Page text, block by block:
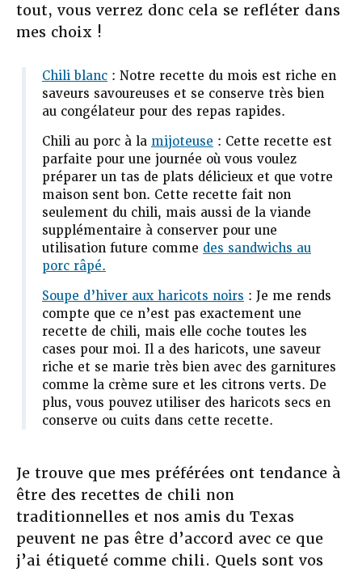
tout, vous verrez donc cela se refléter dans
mes choix !
Chili blanc : Notre recette du mois est riche en
saveurs savoureuses et se conserve très bien
au congélateur pour des repas rapides.
Chili au porc à la mijoteuse : Cette recette est
parfaite pour une journée où vous voulez
préparer un tas de plats délicieux et que votre
maison sent bon. Cette recette fait non
seulement du chili, mais aussi de la viande
supplémentaire à conserver pour une
utilisation future comme des sandwichs au
porc râpé.
Soupe d’hiver aux haricots noirs : Je me rends
compte que ce n’est pas exactement une
recette de chili, mais elle coche toutes les
cases pour moi. Il a des haricots, une saveur
riche et se marie très bien avec des garnitures
comme la crème sure et les citrons verts. De
plus, vous pouvez utiliser des haricots secs en
conserve ou cuits dans cette recette.
Je trouve que mes préférées ont tendance à
être des recettes de chili non
traditionnelles et nos amis du Texas
peuvent ne pas être d’accord avec ce que
j’ai étiqueté comme chili. Quels sont vos